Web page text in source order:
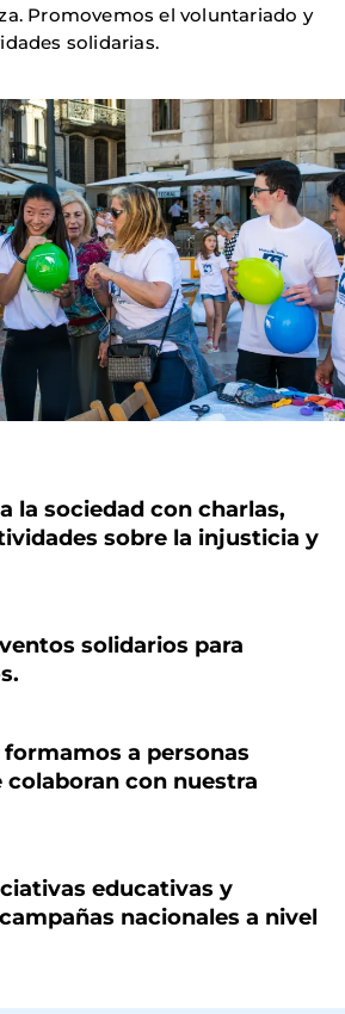
Promovemos el voluntariado y
solidarias.
la sociedad con charlas,
sobre la injusticia y
solidarios para
a personas
con nuestra
educativas y
nacionales a nivel